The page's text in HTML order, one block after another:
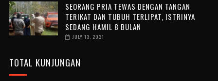
SEORANG PRIA TEWAS DENGAN TANGAN
TERIKAT DAN TUBUH TERLIPAT, ISTRINYA
SEDANG HAMIL 8 BULAN
JULY 13, 2021
TOTAL KUNJUNGAN